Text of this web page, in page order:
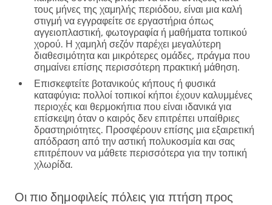
τους μήνες της χαμηλής περιόδου, είναι μια καλή
στιγμή να εγγραφείτε σε εργαστήρια όπως
αγγειοπλαστική, φωτογραφία ή μαθήματα τοπικού
χορού. Η χαμηλή σεζόν παρέχει μεγαλύτερη
διαθεσιμότητα και μικρότερες ομάδες, πράγμα που
σημαίνει επίσης περισσότερη πρακτική μάθηση.
Επισκεφτείτε βοτανικούς κήπους ή φυσικά
καταφύγια: πολλοί τοπικοί κήποι έχουν καλυμμένες
περιοχές και θερμοκήπια που είναι ιδανικά για
επίσκεψη όταν ο καιρός δεν επιτρέπει υπαίθριες
δραστηριότητες. Προσφέρουν επίσης μια εξαιρετική
απόδραση από την αστική πολυκοσμία και σας
επιτρέπουν να μάθετε περισσότερα για την τοπική
χλωρίδα.
Οι πιο δημοφιλείς πόλεις για πτήση προς